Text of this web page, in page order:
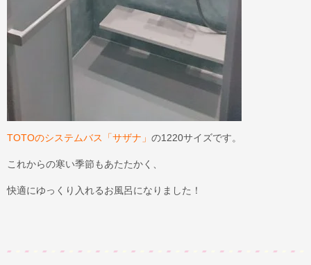
TOTOのシステムバス「サザナ」 の1220サイズです。
これからの寒い季節もあたたかく、
快適にゆっくり入れるお風呂になりました！